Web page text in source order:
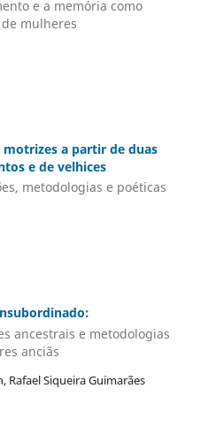
e a memória como
mulheres
a partir de duas
e de velhices
metodologias e poéticas
ancestrais e metodologias
anciãs
Rafael Siqueira Guimarães